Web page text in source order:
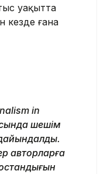
уақытта
кезде ғана
in
шешім
авторларға